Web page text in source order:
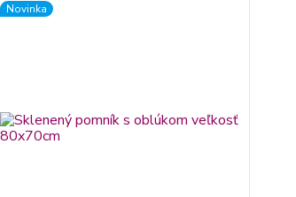
Novinka